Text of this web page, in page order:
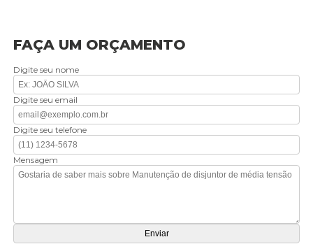
FAÇA UM ORÇAMENTO
Digite seu nome
Digite seu email
Digite seu telefone
Mensagem